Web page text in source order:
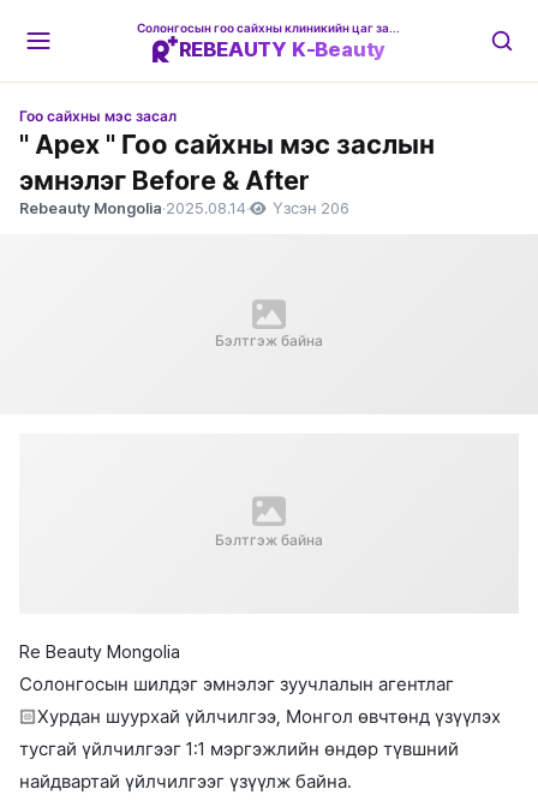
REBEAUTY K-Beauty
Гоо сайхны мэс засал
" Apex " Гоо сайхны мэс заслын
эмнэлэг Before & After
Rebeauty Mongolia·2025.08.14· Үзсэн 206
Бэлтгэж байна
Бэлтгэж байна
Re Beauty Mongolia
Солонгосын шилдэг эмнэлэг зуучлалын агентлаг
🏻Хурдан шуурхай үйлчилгээ, Монгол өвчтөнд үзүүлэх
тусгай үйлчилгээг 1:1 мэргэжлийн өндөр түвшний
найдвартай үйлчилгээг үзүүлж байна.